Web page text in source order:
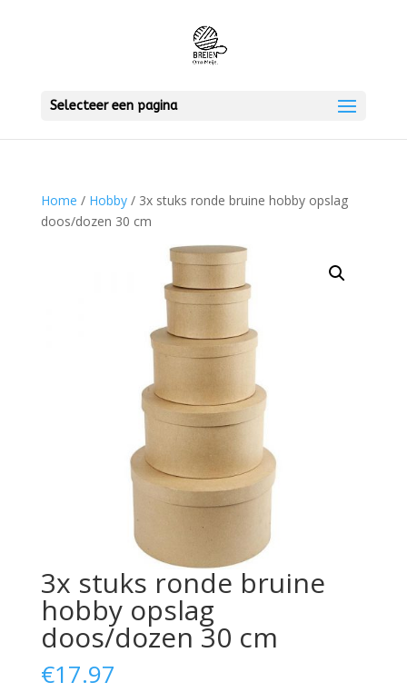
Selecteer een pagina
Home / Hobby/ 3x stuks ronde bruine hobby opslag
doos/dozen 30 cm
3x stuks ronde bruine
hobby opslag
doos/dozen 30 cm
€17.97